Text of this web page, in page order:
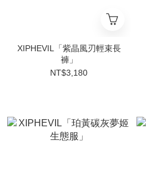
XIPHEVIL「紫晶風刃輕束長
褲」
NT$3,180